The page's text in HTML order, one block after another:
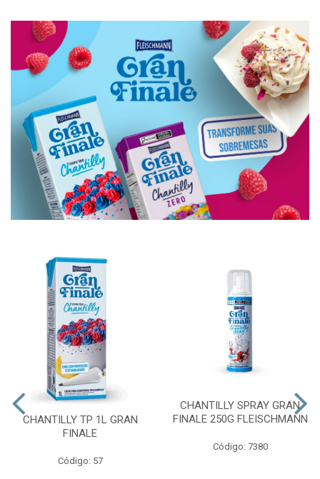
CHANTILLY TP 1L GRAN
FINALE
Código: 57
CHANTILLY SPRAY GRAN
FINALE 250G FLEISCHMANN
Código: 7380